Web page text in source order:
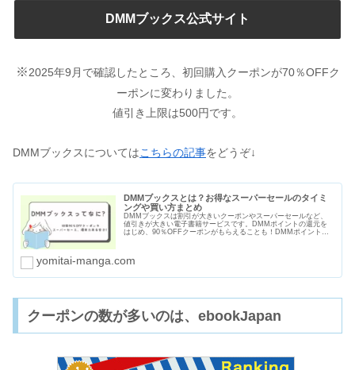
DMMブックス公式サイト
※2025年9月で確認したところ、初回購入クーポンが70％OFFク
ーポンに変わりました。
値引き上限は500円です。
DMMブックスについてはこちらの記事をどうぞ↓
DMMブックスとは？お得なスーパーセールのタイミ
ングや買い方まとめ
DMMブックスは割引が大きいクーポンやスーパーセールなど、
値引きが大きい電子書籍サービスです。DMMポイントの還元を
はじめ、90％OFFクーポンがもらえることも！DMMポイントは
yomitai-manga.com
クーポンの数が多いのは、ebookJapan